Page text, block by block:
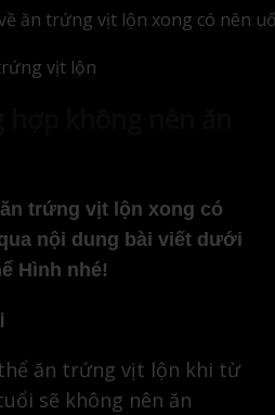
vịt lộn
ăn trứng vịt lộn khi từ
sẽ không nên ăn